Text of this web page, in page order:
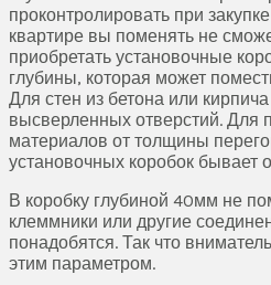
проконтролировать при
квартире вы поменять не
приобретать установочные
глубины, которая может
Для стен из бетона или
высверленных отверстий. Для
материалов от толщины
установочных коробок бывает
В коробку глубиной 40мм не
клеммники или другие
понадобятся. Так что
этим параметром.